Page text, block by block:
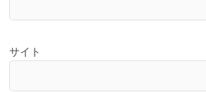
サイト